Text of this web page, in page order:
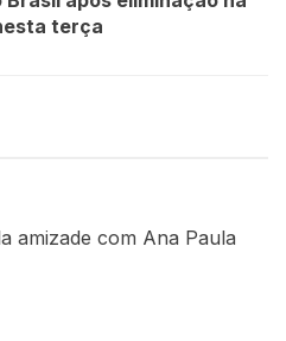
terça
amizade com Ana Paula